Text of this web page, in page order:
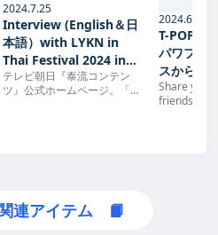
2024.7.25
Interview (English＆日
本語）with LYKN in
Thai Festival 2024 in
Nagoya.｜ニュース｜泰
流コンテンツ｜テレビ朝
テレビ朝日『泰流コンテン
ツ』公式ホームページ。「ニ
2024.6.4
T-POPの
パワフル
スからネ
が期待！
ロメロ！
Share your
friends,
連アイテム 📙